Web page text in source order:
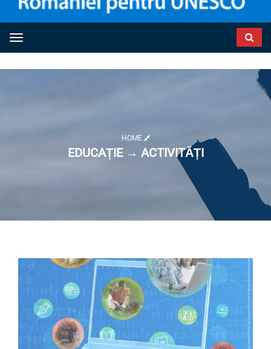
Toggle navigation
HOME
EDUCAȚIE → ACTIVITĂȚI
Listă activități